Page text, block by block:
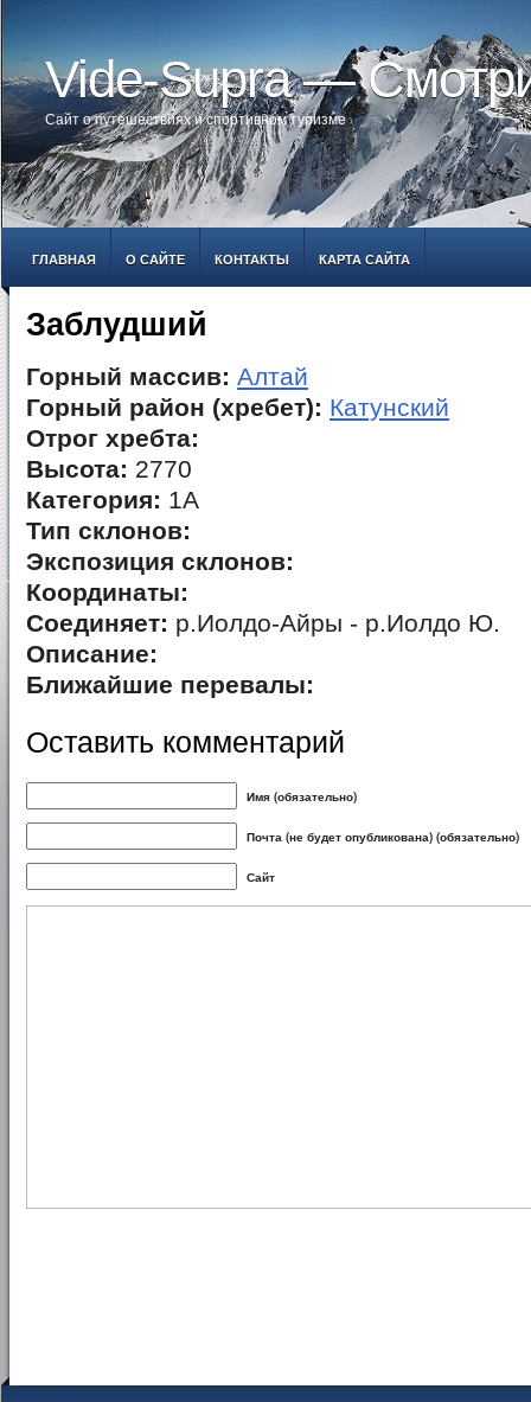
Vide-Supra —
Сайт о путешествиях и спортивном туризме
ГЛАВНАЯ О САЙТЕ КОНТАКТЫ КАРТА САЙТА
Заблудший
Горный массив: Алтай
Горный район (хребет): Катунский
Отрог хребта:
Высота: 2770
Категория: 1А
Тип склонов:
Экспозиция склонов:
Координаты:
Соединяет: р.Иолдо-Айры - р.Иолдо Ю.
Описание:
Ближайшие перевалы:
Оставить комментарий
Имя (обязательно)
Почта (не будет опубликована) (обязательно)
Сайт